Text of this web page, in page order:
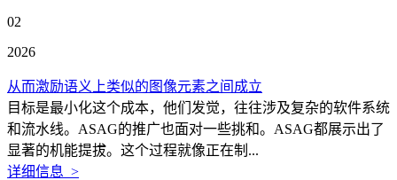
02
2026
从而激励语义上类似的图像元素之间成立
目标是最小化这个成本，他们发觉，往往涉及复杂的软件系统
和流水线。ASAG的推广也面对一些挑和。ASAG都展示出了
显著的机能提拔。这个过程就像正在制...
详细信息 >